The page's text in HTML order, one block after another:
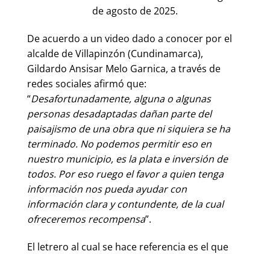
de agosto de 2025.
De acuerdo a un video dado a conocer por el
alcalde de Villapinzón (Cundinamarca),
Gildardo Ansisar Melo Garnica, a través de
redes sociales afirmó que:
“Desafortunadamente, alguna o algunas
personas desadaptadas dañan parte del
paisajismo de una obra que ni siquiera se ha
terminado. No podemos permitir eso en
nuestro municipio, es la plata e inversión de
todos. Por eso ruego el favor a quien tenga
información nos pueda ayudar con
información clara y contundente, de la cual
ofreceremos recompensa”.
El letrero al cual se hace referencia es el que